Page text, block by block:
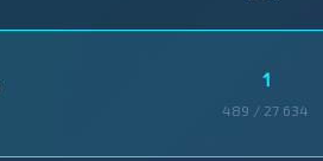
1
489 / 27 634